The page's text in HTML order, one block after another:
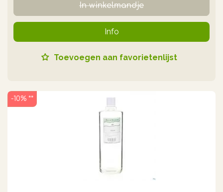
In winkelmandje
Info
Toevoegen aan favorietenlijst
-10% **